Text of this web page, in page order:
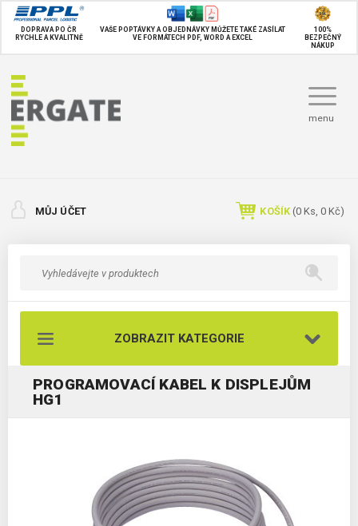
DOPRAVA PO ČR
RYCHLE A KVALITNĚ
VAŠE POPTÁVKY A OBJEDNÁVKY MŮŽETE TAKÉ ZASÍLAT
VE FORMÁTECH PDF, WORD A EXCEL
100%
BEZPEČNÝ
NÁKUP
menu
MŮJ ÚČET KOŠÍK (0 Ks, 0 Kč)
ZOBRAZIT KATEGORIE
PROGRAMOVACÍ KABEL K DISPLEJŮM
HG1